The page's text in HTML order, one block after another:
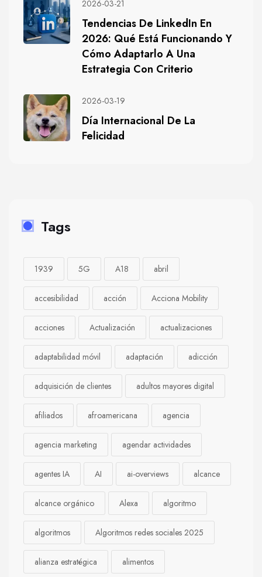
2026-03-21
Tendencias De LinkedIn En
2026: Qué Está Funcionando Y
Cómo Adaptarlo A Una
Estrategia Con Criterio
2026-03-19
Día Internacional De La
Felicidad
Tags
1939 5G A18 abril
accesibilidad acción Acciona Mobility
acciones Actualización actualizaciones
adaptabilidad móvil adaptación adicción
adquisición de clientes adultos mayores digital
afiliados afroamericana agencia
agencia marketing agendar actividades
agentes IA AI ai-overviews alcance
alcance orgánico Alexa algoritmo
algoritmos Algoritmos redes sociales 2025
alianza estratégica alimentos